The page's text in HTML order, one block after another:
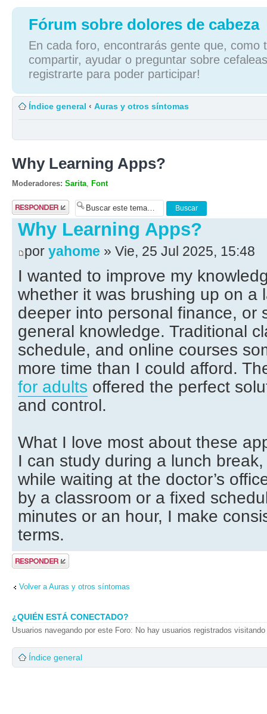
Fórum sobre dolores de cabeza
En cada foro, encontrarás gente que, como
compartir, ayudar o preguntar sobre
registrarte para poder participar!
Índice general ‹ Auras y otros síntomas
Why Learning Apps?
Moderadores: Sarita Font
Publicar una
respuesta
Why Learning Apps?
por yahome » Vie, 25 Jul 2025, 15:48
I wanted to improve my
whether it was brushing up on a
deeper into personal finance, or
general knowledge. Traditional
schedule, and online courses
more time than I could afford.
for adults offered the perfect
and control.
What I love most about these
I can study during a lunch
while waiting at the doctor’s
by a classroom or a fixed
minutes or an hour, I make
terms.
Publicar una
respuesta
Volver a Auras y otros síntomas
¿QUIÉN ESTÁ CONECTADO?
Usuarios navegando por este Foro: No hay usuarios registrados
Índice general